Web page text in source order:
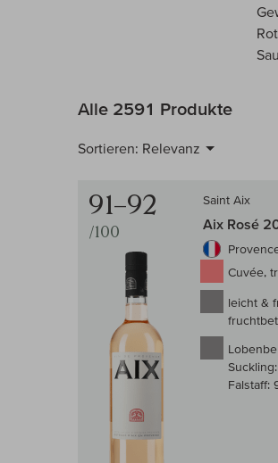
Alle 2591 Produkte
Sortieren: Relevanz
91–92
/100
Saint Aix
Aix Rosé
Cuvée,
leicht &
Suckling:
Falstaff: